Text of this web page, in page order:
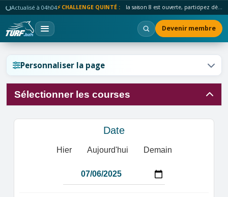
Actualisé à 04h04⚡ CHALLENGE QUINTÉ : la saison 8 est ouverte, participez dès maintenant !
Devenir membre
Personnaliser la page
Sélectionner les courses
Date
Hier Aujourd'hui Demain
Réinitialiser l'affichage ?
Réinitialiser